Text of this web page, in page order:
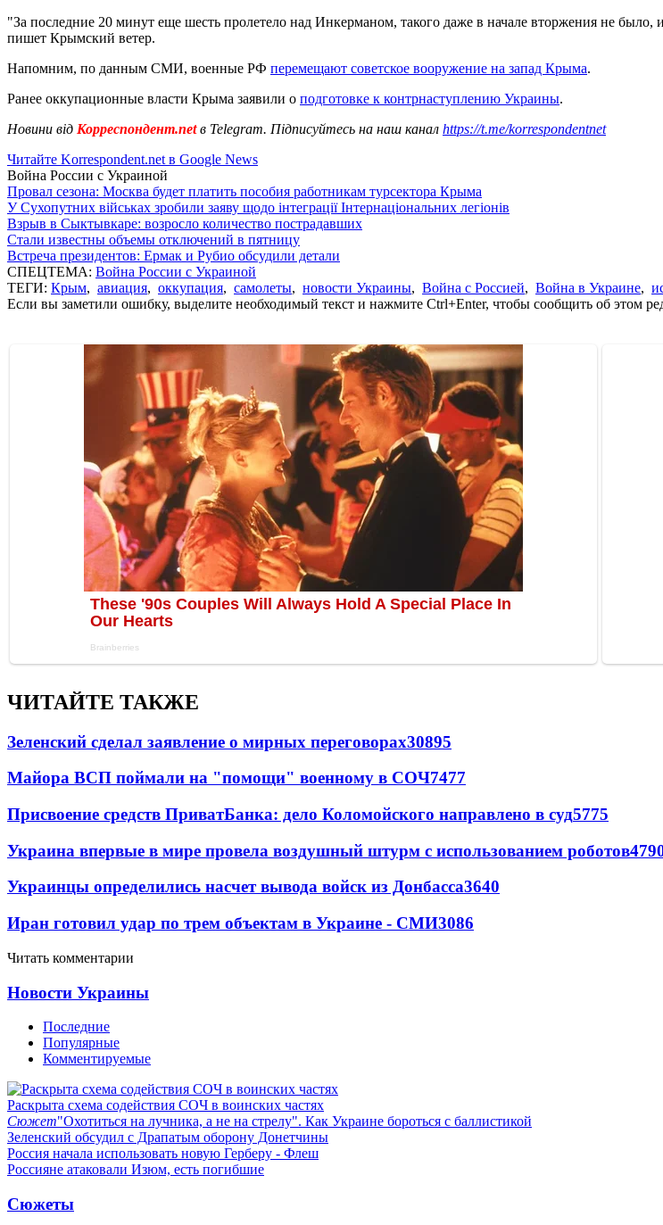
"За последние 20 минут еще шесть пролетело над Инкерманом, такого даже в начале вторжения не
пишет Крымский ветер.
Напомним, по данным СМИ, военные РФ перемещают советское вооружение на запад Крыма.
Ранее оккупационные власти Крыма заявили о подготовке к контрнаступлению Украины.
Новини від Корреспондент.netв Telegram. Підписуйтесь на наш канал https://t.me/korrespondentnet
Читайте Korrespondent.net в Google News
Война России с Украиной
Провал сезона: Москва будет платить пособия работникам турсектора Крыма
У Сухопутних військах зробили заяву щодо інтеграції Інтернаціональних легіонів
Взрыв в Сыктывкаре: возросло количество пострадавших
Стали известны объемы отключений в пятницу
Встреча президентов: Ермак и Рубио обсудили детали
СПЕЦТЕМА: Война России с Украиной
ТЕГИ: Крым, авиация, оккупация, самолеты, новости Украины, Война с Россией, Война в Украине,
Если вы заметили ошибку, выделите необходимый текст и нажмите Ctrl+Enter, чтобы сообщить об этом
ЧИТАЙТЕ ТАКЖЕ
Зеленский сделал заявление о мирных переговорах30895
Майора ВСП поймали на "помощи" военному в СОЧ7477
Присвоение средств ПриватБанка: дело Коломойского направлено в суд5775
Украина впервые в мире провела воздушный штурм с использованием роботов
Украинцы определились насчет вывода войск из Донбасса3640
Иран готовил удар по трем объектам в Украине - СМИ3086
Читать комментарии
Новости Украины
Последние
Популярные
Комментируемые
Раскрыта схема содействия СОЧ в воинских частях
Сюжет"Охотиться на лучника, а не на стрелу". Как Украине бороться с баллистикой
Зеленский обсудил с Драпатым оборону Донетчины
Россия начала использовать новую Герберу - Флеш
Россияне атаковали Изюм, есть погибшие
Сюжеты